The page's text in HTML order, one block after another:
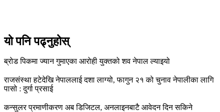
यो पनि पढ्नुहोस्
ब्रोड पिकमा ज्यान गुमाएका आरोही युक्तको शव नेपाल ल्याइयो
राजसंस्था हटेदेखि नेपाललाई दशा लाग्यो, फागुन २१ को चुनाव नेपालीका लागि
पासो : दुर्गा प्रसाई
कन्सुलर प्रमाणीकरण अब डिजिटल, अनलाइनबाटै आवेदन दिन सकिने